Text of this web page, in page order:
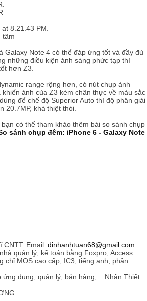
tâm​
Galaxy Note 4 có thể đáp ứng tốt và đầy đủ
những điều kiện ánh sáng phức tạp thì
hơn Z3.
range rộng hơn, có nút chụp ảnh
ảnh của Z3 kém chân thực về màu sắc
để chế độ Superior Auto thì độ phân giải
20.7MP, khá thiệt thòi.
có thể tham khảo thêm bài so sánh chụp
sánh chụp đêm: iPhone 6 - Galaxy Note
CNTT. Email: dinhanhtuan68@gmail.com
quản lý, kế toán bằng Foxpro, Access
chỉ MOS cao cấp, IC3, tiếng anh, phần
dụng, quản lý, bán hàng,... Nhận Thiết